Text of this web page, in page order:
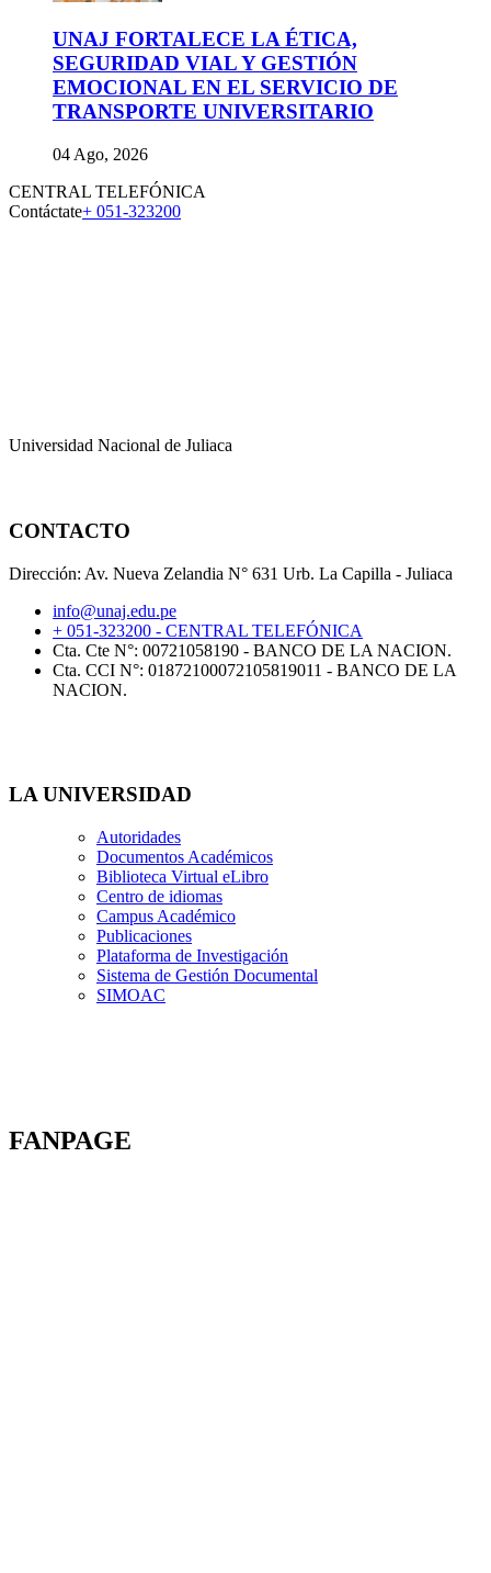
UNAJ FORTALECE LA ÉTICA,
SEGURIDAD VIAL Y GESTIÓN
EMOCIONAL EN EL SERVICIO DE
TRANSPORTE UNIVERSITARIO
04 Ago, 2026
CENTRAL TELEFÓNICA
Contáctate+ 051-323200
Universidad Nacional de Juliaca
CONTACTO
Dirección: Av. Nueva Zelandia N° 631 Urb. La Capilla - Juliaca
info@unaj.edu.pe
+ 051-323200 - CENTRAL TELEFÓNICA
Cta. Cte N°: 00721058190 - BANCO DE LA NACION.
Cta. CCI N°: 01872100072105819011 - BANCO DE LA
NACION.
LA UNIVERSIDAD
Autoridades
Documentos Académicos
Biblioteca Virtual eLibro
Centro de idiomas
Campus Académico
Publicaciones
Plataforma de Investigación
Sistema de Gestión Documental
SIMOAC
FANPAGE